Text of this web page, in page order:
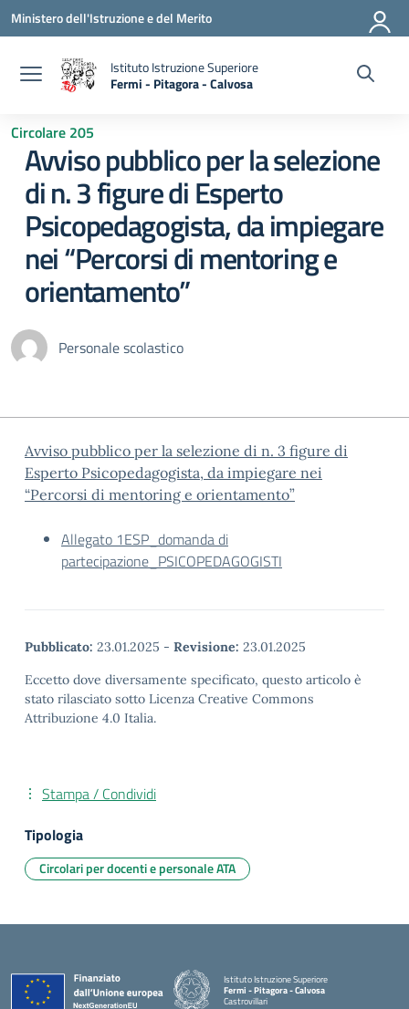
Vai ai contenuti
Vai al menu di navigazione
Vai al footer
Ministero dell'Istruzione e del Merito
Istituto Istruzione Superiore
Fermi - Pitagora - Calvosa
— Visita la pagina iniziale della scuola
Circolare 205
Avviso pubblico per la selezione
di n. 3 figure di Esperto
Psicopedagogista, da impiegare
nei “Percorsi di mentoring e
orientamento”
Personale scolastico
Avviso pubblico per la selezione di n. 3 figure di
Esperto Psicopedagogista, da impiegare nei
“Percorsi di mentoring e orientamento”
Allegato 1ESP_domanda di
partecipazione_PSICOPEDAGOGISTI
Pubblicato: 23.01.2025 - Revisione: 23.01.2025
Eccetto dove diversamente specificato, questo articolo è
stato rilasciato sotto Licenza Creative Commons
Attribuzione 4.0 Italia.
Stampa / Condividi
Tipologia
Circolari per docenti e personale ATA
Istituto Istruzione Superiore
Fermi - Pitagora - Calvosa
Castrovillari